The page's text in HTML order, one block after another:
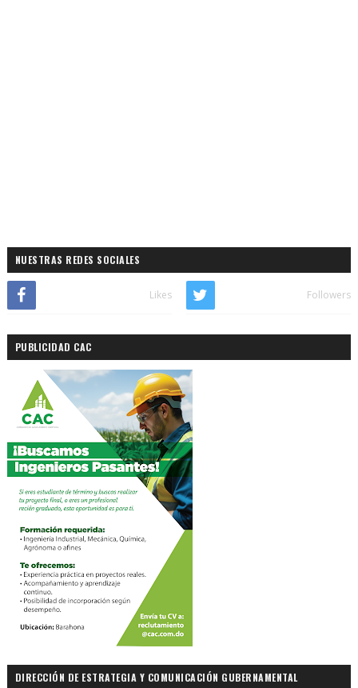
NUESTRAS REDES SOCIALES
Likes Followers
PUBLICIDAD CAC
DIRECCIÓN DE ESTRATEGIA Y COMUNICACIÓN GUBERNAMENTAL